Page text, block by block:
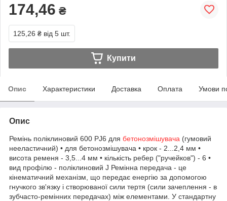
174,46 ₴
125,26 ₴ від 5 шт.
Купити
Опис Характеристики Доставка Оплата Умови
Опис
Ремінь поліклиновий 600 PJ6 для бетонозмішувача (гумовий
нееластичний) • для бетонозмішувача • крок - 2...2,4 мм •
висота ременя - 3,5...4 мм • кількість ребер ("ручейков") - 6 •
вид профілю - поліклиновий J Ремінна передача - це
кінематичний механізм, що передає енергію за допомогою
гнучкого зв'язку і створюваної сили тертя (сили зачеплення - в
зубчасто-ремінних передачах) між елементами. У стандартну